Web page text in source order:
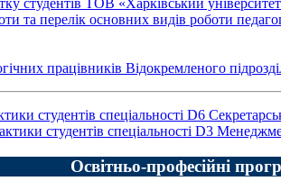
ТОВ «Харківський
та перелік основних видів роботи
працівників Відокремленого
студентів спеціальності D6
студентів спеціальності D3
Освітньо-професійні